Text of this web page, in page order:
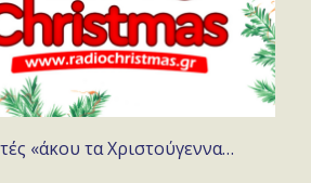
«άκου τα Χριστούγεννα…